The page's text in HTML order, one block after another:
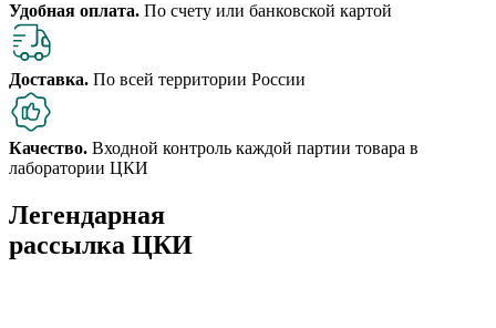
Удобная оплата. По счету или банковской картой
Доставка. По всей территории России
Качество. Входной контроль каждой партии товара в
лаборатории ЦКИ
Легендарная
рассылка ЦКИ